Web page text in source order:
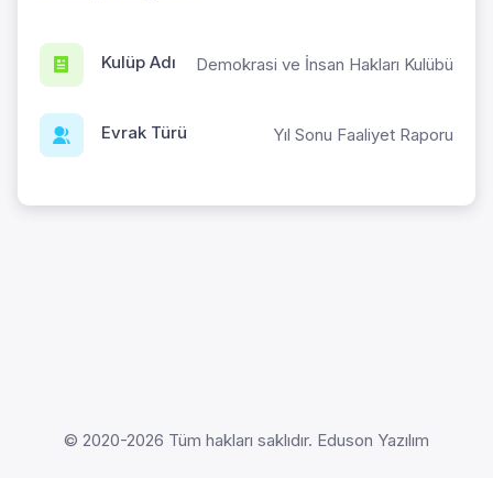
Kulüp Adı Demokrasi ve İnsan Hakları Kulübü
Evrak Türü Yıl Sonu Faaliyet Raporu
© 2020-2026 Tüm hakları saklıdır. Eduson Yazılım